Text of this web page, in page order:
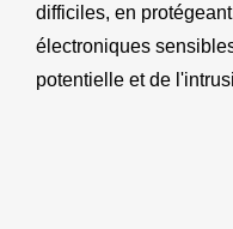
difficiles, en
électroniques
potentielle et de